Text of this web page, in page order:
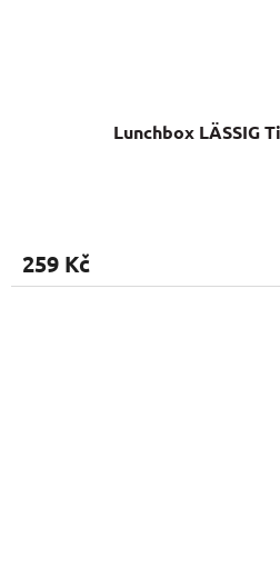
Lunchbox LÄSSIG
259 Kč